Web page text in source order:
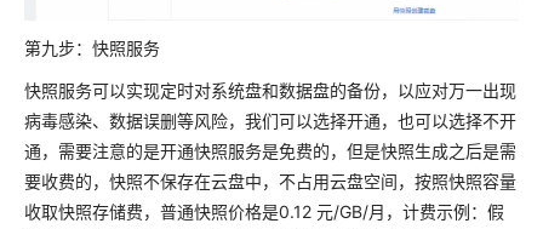
第九步：快照服务
快照服务可以实现定时对系统盘和数据盘的备份，以应对万一出现
病毒感染、数据误删等风险，我们可以选择开通，也可以选择不开
通，需要注意的是开通快照服务是免费的，但是快照生成之后是需
要收费的，快照不保存在云盘中，不占用云盘空间，按照快照容量
收取快照存储费，普通快照价格是0.12 元/GB/月，计费示例：假